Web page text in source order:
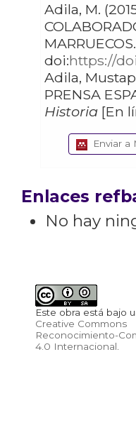
Adila, M. (2015). PERIODISTAS Y
MARRUECOS.
doi:https://
Adila, Mustapha. "PERIODISTAS Y
PRENSA
Historia
Enviar a
Enlaces
No hay
Este obra está bajo
Creative Commons
Reconocimiento-
4.0 Internacional